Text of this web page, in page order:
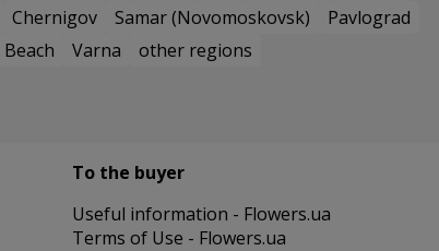
Chernigov Samar (Novomoskovsk)
Pavlograd
Varna other regions
To the buyer
Useful information - Flowers.ua
Terms of Use - Flowers.ua